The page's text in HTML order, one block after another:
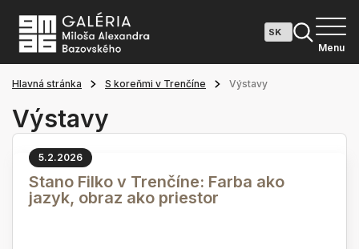
Menu
Hlavná stránka S koreňmi v Trenčíne Výstavy
Výstavy
5.2.2026
Stano Filko v Trenčíne: Farba ako
jazyk, obraz ako priestor